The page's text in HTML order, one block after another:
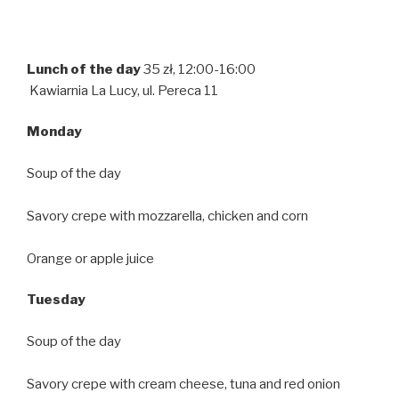
Lunch of the day35 zł, 12:00-16:00
Kawiarnia La Lucy, ul. Pereca 11
Monday
Soup of the day
Savory crepe with mozzarella, chicken and corn
Orange or apple juice
Tuesday
Soup of the day
Savory crepe with cream cheese, tuna and red onion